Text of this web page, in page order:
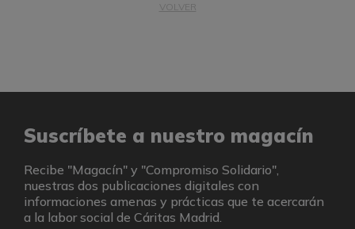
VOLVER
Suscríbete a nuestro magacín
Recibe "Magacín" y "Compromiso Solidario",
nuestras dos publicaciones digitales con
informaciones amenas y prácticas que te acercarán
a la labor social de Cáritas Madrid.